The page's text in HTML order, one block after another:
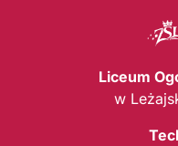
Liceum
w